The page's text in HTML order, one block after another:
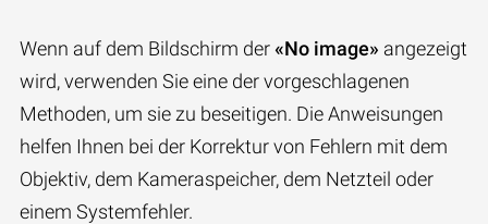
Wenn auf dem Bildschirm der«No image» angezeigt
wird, verwenden Sie eine der vorgeschlagenen
Methoden, um sie zu beseitigen. Die Anweisungen
helfen Ihnen bei der Korrektur von Fehlern mit dem
Objektiv, dem Kameraspeicher, dem Netzteil oder
einem Systemfehler.